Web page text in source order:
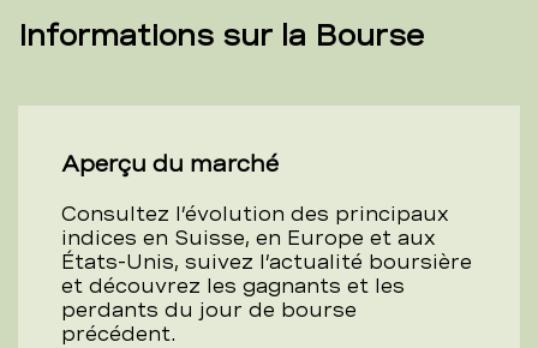
Informations sur la Bourse
Aperçu du marché
Consultez l’évolution des principaux
indices en Suisse, en Europe et aux
États-Unis, suivez l’actualité boursière
et découvrez les gagnants et les
perdants du jour de bourse
précédent.